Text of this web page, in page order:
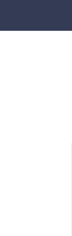
content